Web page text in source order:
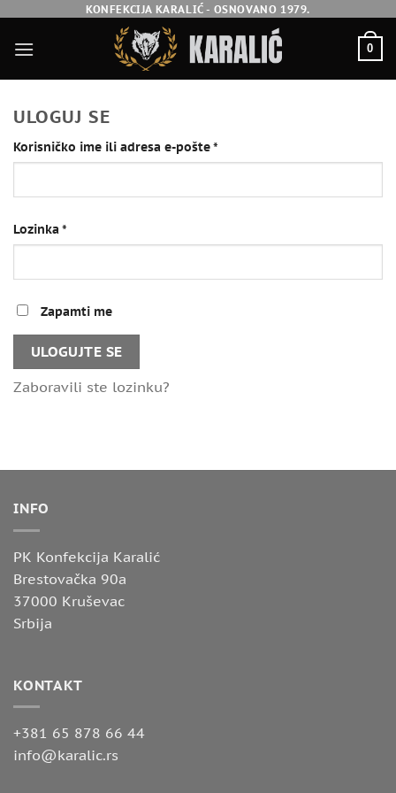
content
KONFEKCIJA KARALIĆ - OSNOVANO 1979.
0
ULOGUJ SE
Korisničko ime ili adresa e-pošte*
Lozinka*
Zapamti me
ULOGUJTE SE
Zaboravili ste lozinku?
INFO
PK Konfekcija Karalić
Brestovačka 90a
37000 Kruševac
Srbija
KONTAKT
+381 65 878 66 44
info@karalic.rs